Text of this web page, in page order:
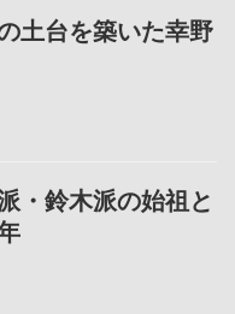
土台を築いた幸野
・鈴木派の始祖と